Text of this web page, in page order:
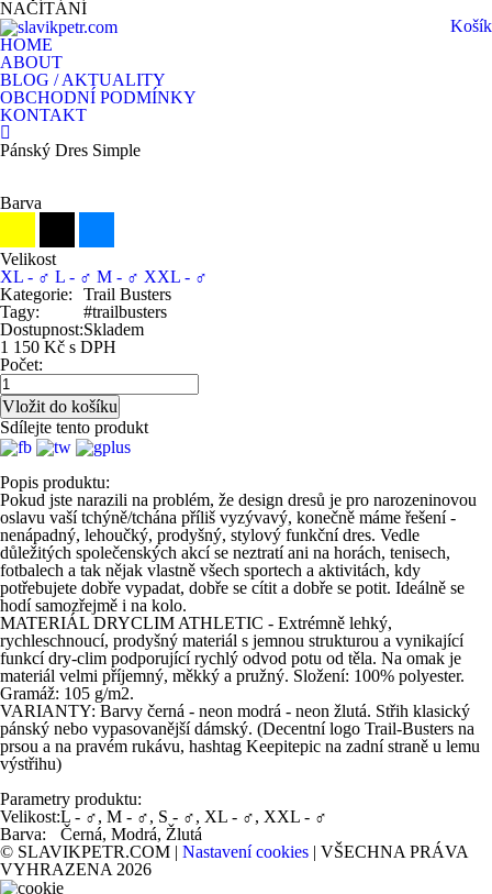
NAČÍTÁNÍ
Košík
HOME
ABOUT
BLOG / AKTUALITY
OBCHODNÍ PODMÍNKY
KONTAKT
Pánský Dres Simple
Barva
Velikost
XL - ♂ L - ♂ M - ♂ XXL - ♂
Kategorie:
Trail Busters
Tagy:
#trailbusters
Dostupnost:Skladem
1 150 Kč s DPH
Počet:
Sdílejte tento produkt
Popis produktu:
Pokud jste narazili na problém, že design dresů je pro narozeninovou
oslavu vaší tchýně/tchána příliš vyzývavý, konečně máme řešení -
nenápadný, lehoučký, prodyšný, stylový funkční dres. Vedle
důležitých společenských akcí se neztratí ani na horách, tenisech,
fotbalech a tak nějak vlastně všech sportech a aktivitách, kdy
potřebujete dobře vypadat, dobře se cítit a dobře se potit. Ideálně se
hodí samozřejmě i na kolo.
MATERIÁL DRYCLIM ATHLETIC - Extrémně lehký,
rychleschnoucí, prodyšný materiál s jemnou strukturou a vynikající
funkcí dry-clim podporující rychlý odvod potu od těla. Na omak je
materiál velmi příjemný, měkký a pružný. Složení: 100% polyester.
Gramáž: 105 g/m2.
VARIANTY: Barvy černá - neon modrá - neon žlutá. Střih klasický
pánský nebo vypasovanější dámský. (Decentní logo Trail-Busters na
prsou a na pravém rukávu, hashtag Keepitepic na zadní straně u lemu
výstřihu)
Parametry produktu:
Velikost:L - ♂, M - ♂, S - ♂, XL - ♂, XXL - ♂
Barva:
Černá, Modrá, Žlutá
© SLAVIKPETR.COM | Nastavení cookies | VŠECHNA PRÁVA
VYHRAZENA 2026